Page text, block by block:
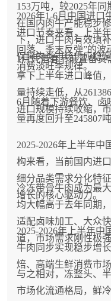
153万吨，较2025年同
在国内肉牛产能稳步
下，进口牛肉有效填
保障肉类市场供应稳
2026年1-6月中国进
进口节奏来看，上半
回落、季末反弹”的
消费淡旺季规律。
1月凭借春节前置备货
拿下上半年进口峰值
量持续走低，从
进口规模持续收缩，
6月随着下游餐饮、卤
量再度回升至245807
2025-2026年上半年
构来看，当前国内进
细分品类需求分化特
增长的核心驱动力。
冷冻带骨牛肉成为最
均大幅高于去年同期
适配卤味加工、大众
道，市场需求刚性极
2025-2026年上半年
牛肉同步实现稳步增
焙、高端生鲜消费市
与之相对，冻整头、
市场化流通格局，鲜